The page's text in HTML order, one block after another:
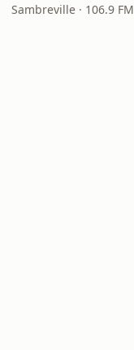
Sambreville · 106.9 FM